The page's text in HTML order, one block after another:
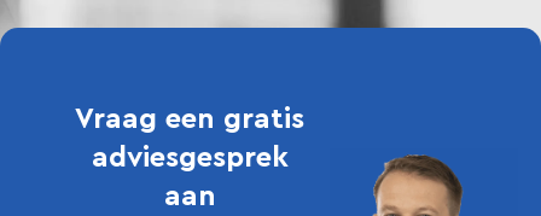
Vraag een gratis
adviesgesprek
aan